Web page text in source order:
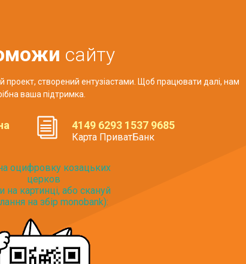
сайту
проект, створений ентузіастами. Щоб працювати далі, нам
ваша підтримка.
4149 6293 1537 9685
Карта ПриватБанк
оцифровку козацьких
церков
на картинці, або скануй
на збір monobank):